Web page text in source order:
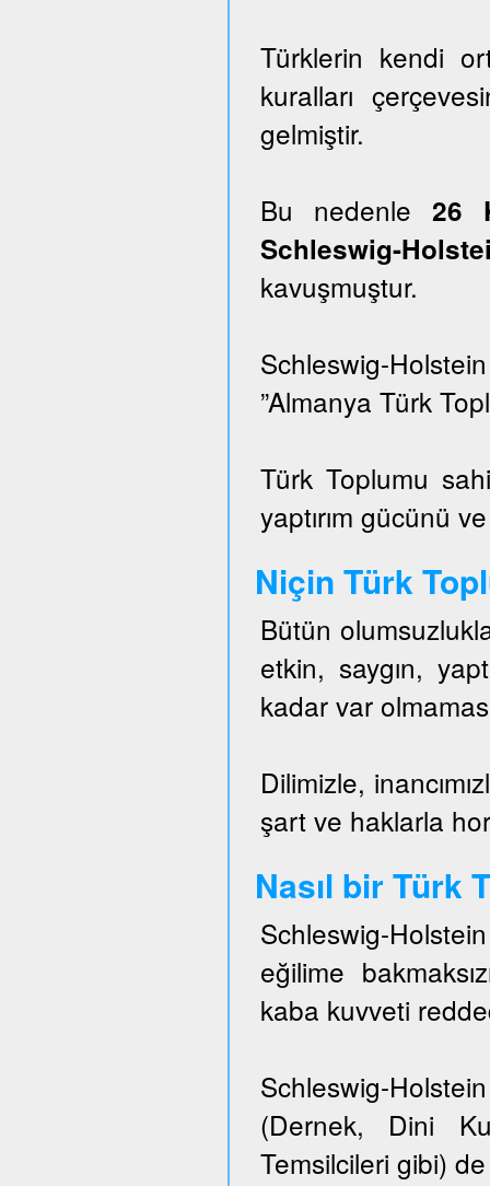
Türklerin kendi
kuralları
gelmiştir.
Bu nedenle26
Schleswig-
kavuşmuştur.
Schleswig-
”Almanya Türk
Türk Toplumu
yaptırım gücünü
Niçin Türk
Bütün
etkin, saygın,
kadar var
Dilimizle,
şart ve haklarla
Nasıl bir Türk
Schleswig-
eğilime
kaba kuvveti
Schleswig-
(Dernek, Dini
Temsilcileri gibi)